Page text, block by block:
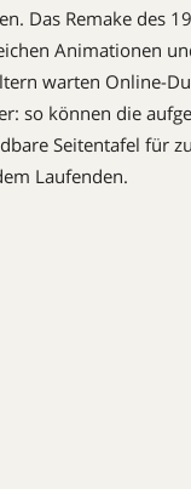
Das Remake des
Animationen
warten Online-
so können die
Seitentafel für
Laufenden.